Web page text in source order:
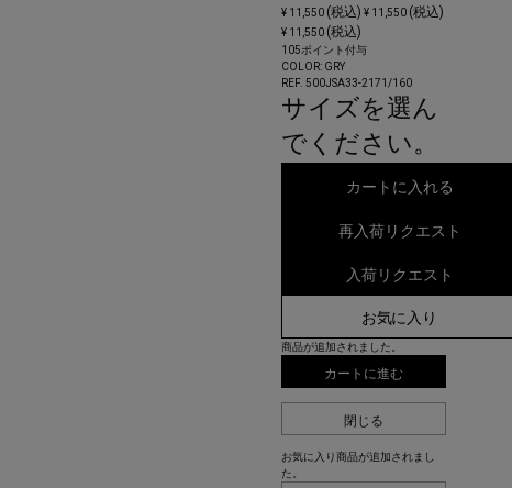
¥ 11,550 (税込) ¥ 11,550 (税込)
¥ 11,550 (税込)
105ポイント付与
COLOR: GRY
REF. 500JSA33-2171/160
サイズを選ん
でください。
カートに入れる
再入荷リクエスト
入荷リクエスト
お気に入り
商品が追加されました。
カートに進む
閉じる
お気に入り商品が追加されまし
た。